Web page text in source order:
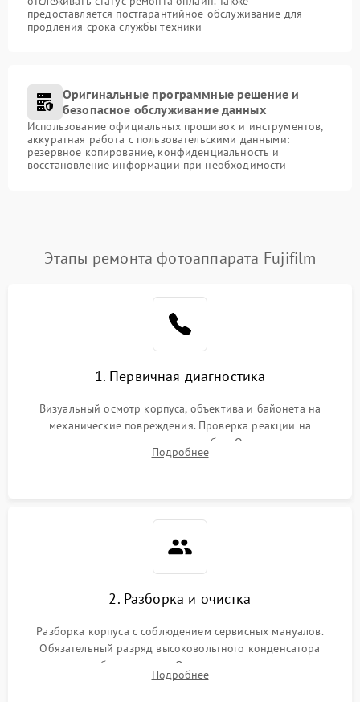
предоставляется постгарантийное обслуживание для
продления срока службы техники
Оригинальные программные решение и
безопасное обслуживание данных
Использование официальных прошивок и инструментов,
аккуратная работа с пользовательскими данными:
резервное копирование, конфиденциальность и
восстановление информации при необходимости
Этапы ремонта фотоаппарата Fujifilm
1. Первичная диагностика
Визуальный осмотр корпуса, объектива и байонета на
механические повреждения. Проверка реакции на
включение, считывание кодов ошибок. Оценка состояния
матрицы и затвора, проверка работы автофокуса и вспышки.
Подробнее
2. Разборка и очистка
Разборка корпуса с соблюдением сервисных мануалов.
Обязательный разряд высоковольтного конденсатора
вспышки для безопасности. Очистка внутренних узлов от
пыли, песка и следов влаги с помощью спецсредств.
Подробнее